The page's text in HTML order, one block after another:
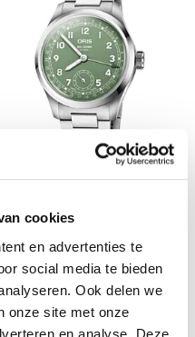
cookies
en advertenties te
social media te bieden
Ook delen we
onze site met onze
en analyse. Deze
Big Crown Pointer Date Cal.
€ 3.800,00